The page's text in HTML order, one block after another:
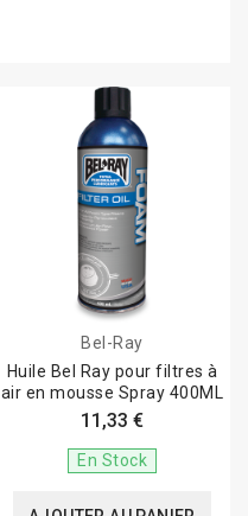
Bel-Ray
Huile Bel Ray pour filtres à
air en mousse Spray 400ML
11,33 €
En Stock